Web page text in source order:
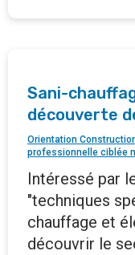
Sani-
découverte
Orientation
professionnelle ciblée
Intéressé par
"techniques
chauffage et
découvrir le